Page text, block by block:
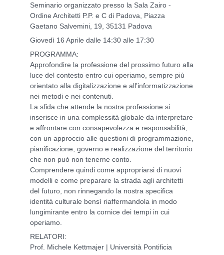
Seminario organizzato presso la Sala Zairo -
Ordine Architetti P.P. e C di Padova, Piazza
Gaetano Salvemini, 19, 35131 Padova
Giovedì 16 Aprile dalle 14:30 alle 17:30
PROGRAMMA:
Approfondire la professione del prossimo futuro alla
luce del contesto entro cui operiamo, sempre più
orientato alla digitalizzazione e all’informatizzazione
nei metodi e nei contenuti.
La sfida che attende la nostra professione si
inserisce in una complessità globale da interpretare
e affrontare con consapevolezza e responsabilità,
con un approccio alle questioni di programmazione,
pianificazione, governo e realizzazione del territorio
che non può non tenerne conto.
Comprendere quindi come appropriarsi di nuovi
modelli e come preparare la strada agli architetti
del futuro, non rinnegando la nostra specifica
identità culturale bensì riaffermandola in modo
lungimirante entro la cornice dei tempi in cui
operiamo.
RELATORI:
Prof. Michele Kettmajer | Università Pontificia